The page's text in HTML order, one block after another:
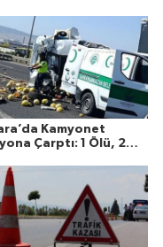
taşıdığını belirtti.
Kamyonet
Çarptı: 1 Ölü, 2